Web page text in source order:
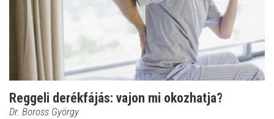
Reggeli derékfájás: vajon mi okozhatja?
Dr. Boross György